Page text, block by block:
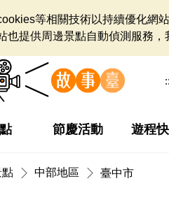
等相關技術以持續優化網
也提供周邊景點自動偵測服務
節慶活動 遊程
點 中部地區 臺中市